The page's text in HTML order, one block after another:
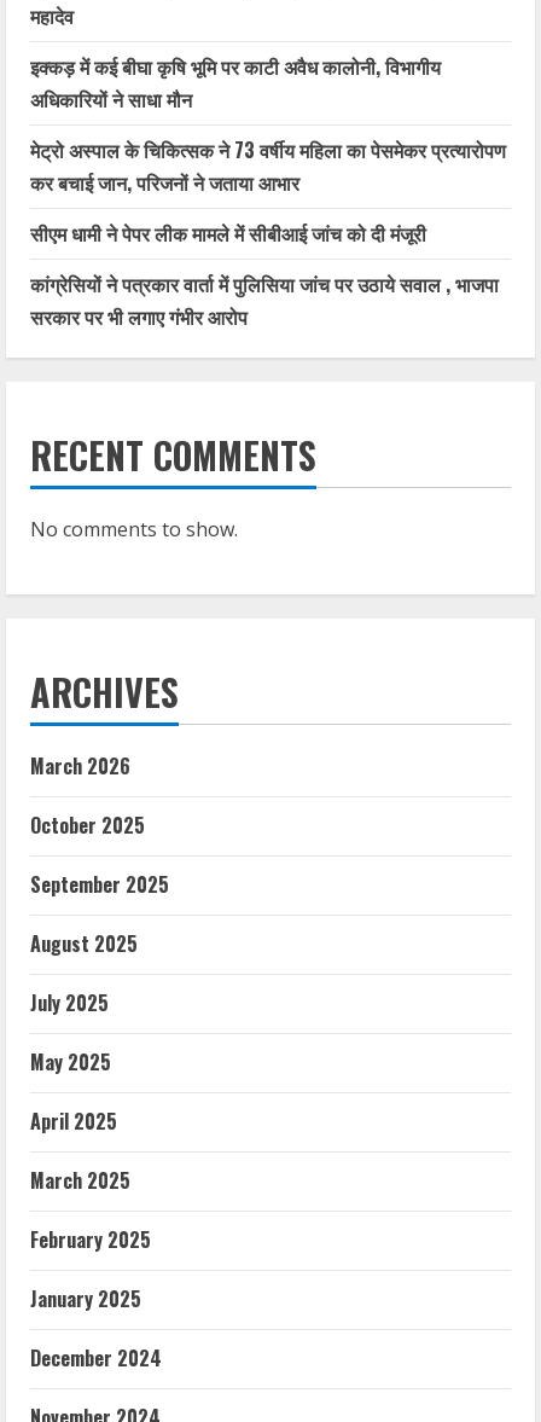
महादेव
इक्कड़ में कई बीघा कृषि भूमि पर काटी अवैध कालोनी, विभागीय
अधिकारियों ने साधा मौन
मेट्रो अस्पाल के चिकित्सक ने 73 वर्षीय महिला का पेसमेकर प्रत्यारोपण
कर बचाई जान, परिजनों ने जताया आभार
सीएम धामी ने पेपर लीक मामले में सीबीआई जांच को दी मंजूरी
कांग्रेसियों ने पत्रकार वार्ता में पुलिसिया जांच पर उठाये सवाल , भाजपा
सरकार पर भी लगाए गंभीर आरोप
RECENT COMMENTS
No comments to show.
ARCHIVES
March 2026
October 2025
September 2025
August 2025
July 2025
May 2025
April 2025
March 2025
February 2025
January 2025
December 2024